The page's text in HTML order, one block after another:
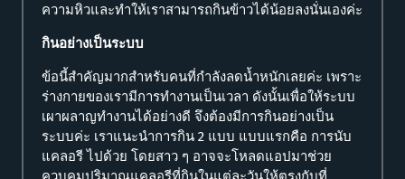
ความหิวและทำให้เราสามารถกินข้าวได้น้อยลงนั่นเองค่ะ
กินอย่างเป็นระบบ
ข้อนี้สำคัญมากสำหรับคนที่กำลังลดน้ำหนักเลยค่ะ เพราะ
ร่างกายของเรามีการทำงานเป็นเวลา ดังนั้นเพื่อให้ระบบ
เผาผลาญทำงานได้อย่างดี จึงต้องมีการกินอย่างเป็น
ระบบค่ะ เราแนะนำการกิน 2 แบบ แบบแรกคือ การนับ
แคลอรี ไปด้วย โดยสาว ๆ อาจจะโหลดแอปมาช่วย